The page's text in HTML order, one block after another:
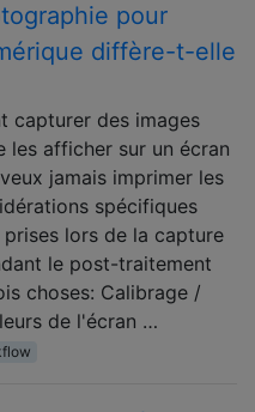
pour
diffère-t-elle
capturer des images
les afficher sur un écran
jamais imprimer les
spécifiques
lors de la capture
le post-traitement
choses: Calibrage /
de l'écran …